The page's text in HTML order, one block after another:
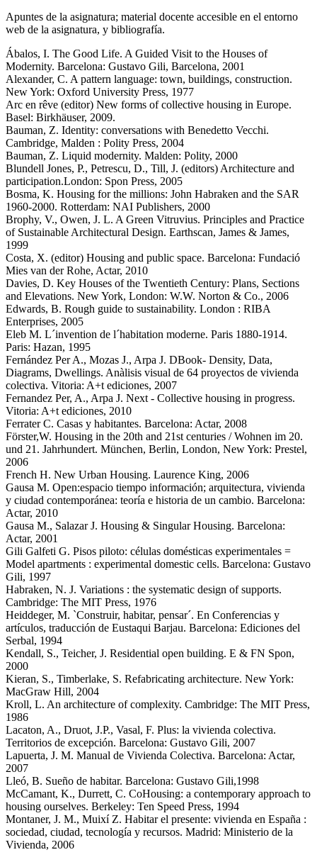
Apuntes de la asignatura; material docente accesible en el entorno
web de la asignatura, y bibliografía.
Ábalos, I. The Good Life. A Guided Visit to the Houses of
Modernity. Barcelona: Gustavo Gili, Barcelona, 2001
Alexander, C. A pattern language: town, buildings, construction.
New York: Oxford University Press, 1977
Arc en rêve (editor) New forms of collective housing in Europe.
Basel: Birkhäuser, 2009.
Bauman, Z. Identity: conversations with Benedetto Vecchi.
Cambridge, Malden : Polity Press, 2004
Bauman, Z. Liquid modernity. Malden: Polity, 2000
Blundell Jones, P., Petrescu, D., Till, J. (editors) Architecture and
participation.London: Spon Press, 2005
Bosma, K. Housing for the millions: John Habraken and the SAR
1960-2000. Rotterdam: NAI Publishers, 2000
Brophy, V., Owen, J. L. A Green Vitruvius. Principles and Practice
of Sustainable Architectural Design. Earthscan, James & James,
1999
Costa, X. (editor) Housing and public space. Barcelona: Fundació
Mies van der Rohe, Actar, 2010
Davies, D. Key Houses of the Twentieth Century: Plans, Sections
and Elevations. New York, London: W.W. Norton & Co., 2006
Edwards, B. Rough guide to sustainability. London : RIBA
Enterprises, 2005
Eleb M. L´invention de l´habitation moderne. Paris 1880-1914.
Paris: Hazan, 1995
Fernández Per A., Mozas J., Arpa J. DBook- Density, Data,
Diagrams, Dwellings. Anàlisis visual de 64 proyectos de vivienda
colectiva. Vitoria: A+t ediciones, 2007
Fernandez Per, A., Arpa J. Next - Collective housing in progress.
Vitoria: A+t ediciones, 2010
Ferrater C. Casas y habitantes. Barcelona: Actar, 2008
Förster,W. Housing in the 20th and 21st centuries / Wohnen im 20.
und 21. Jahrhundert. München, Berlin, London, New York: Prestel,
2006
French H. New Urban Housing. Laurence King, 2006
Gausa M. Open:espacio tiempo información; arquitectura, vivienda
y ciudad contemporánea: teoría e historia de un cambio. Barcelona:
Actar, 2010
Gausa M., Salazar J. Housing & Singular Housing. Barcelona:
Actar, 2001
Gili Galfeti G. Pisos piloto: células domésticas experimentales =
Model apartments : experimental domestic cells. Barcelona: Gustavo
Gili, 1997
Habraken, N. J. Variations : the systematic design of supports.
Cambridge: The MIT Press, 1976
Heiddeger, M. `Construir, habitar, pensar´. En Conferencias y
artículos, traducción de Eustaqui Barjau. Barcelona: Ediciones del
Serbal, 1994
Kendall, S., Teicher, J. Residential open building. E & FN Spon,
2000
Kieran, S., Timberlake, S. Refabricating architecture. New York:
MacGraw Hill, 2004
Kroll, L. An architecture of complexity. Cambridge: The MIT Press,
1986
Lacaton, A., Druot, J.P., Vasal, F. Plus: la vivienda colectiva.
Territorios de excepción. Barcelona: Gustavo Gili, 2007
Lapuerta, J. M. Manual de Vivienda Colectiva. Barcelona: Actar,
2007
Lleó, B. Sueño de habitar. Barcelona: Gustavo Gili,1998
McCamant, K., Durrett, C. CoHousing: a contemporary approach to
housing ourselves. Berkeley: Ten Speed Press, 1994
Montaner, J. M., Muixí Z. Habitar el presente: vivienda en España :
sociedad, ciudad, tecnología y recursos. Madrid: Ministerio de la
Vivienda, 2006